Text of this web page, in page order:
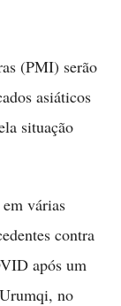
(PMI) serão
asiáticos
situação
várias
contra
após um
no